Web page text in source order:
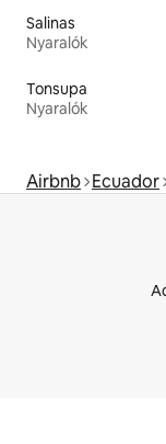
Salinas
Nyaralók
Tonsupa
Nyaralók
Airbnb Ecuador